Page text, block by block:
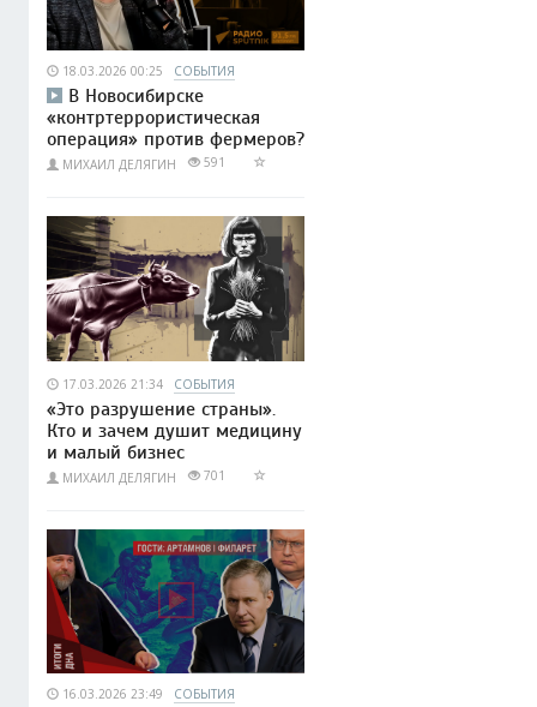
18.03.2026 00:25 СОБЫТИЯ
В Новосибирске
«контртеррористическая
операция» против фермеров?
МИХАИЛ ДЕЛЯГИН 591
17.03.2026 21:34 СОБЫТИЯ
«Это разрушение страны».
Кто и зачем душит медицину
и малый бизнес
МИХАИЛ ДЕЛЯГИН 701
16.03.2026 23:49 СОБЫТИЯ